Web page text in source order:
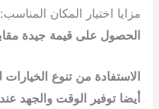
مزايا اختيار المكان المناسب:
الحصول على قيمة جيدة
الاستفادة من تنوع الخيارات
أيضاتوفير الوقت والجهد